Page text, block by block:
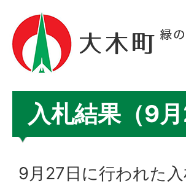
入札結果（9月
9月27日に行われた